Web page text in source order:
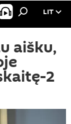
LIT
aišku,
2